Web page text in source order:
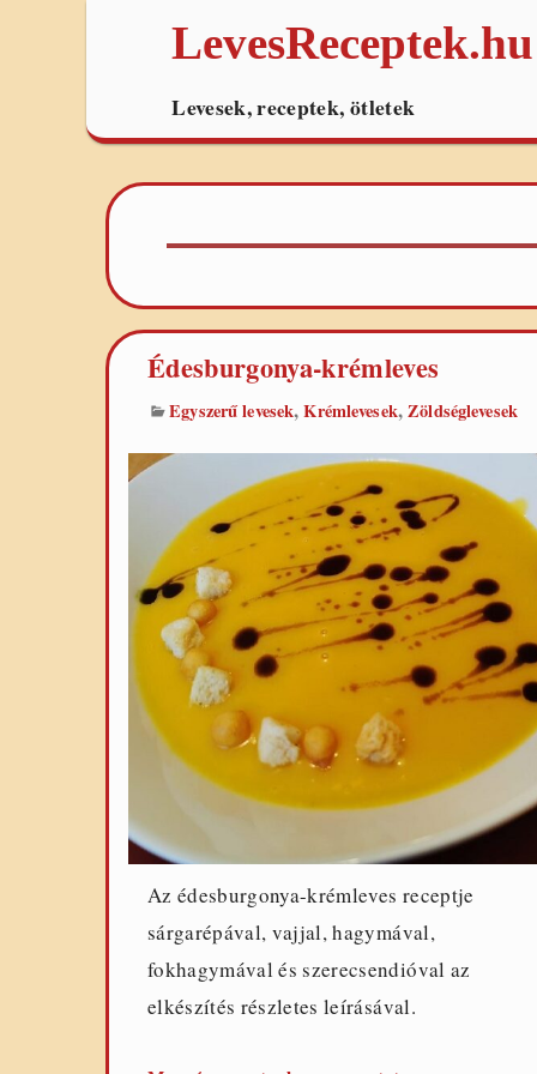
LevesReceptek.hu
Levesek, receptek, ötletek
Édesburgonya-krémleves
Egyszerű levesek,Krémlevesek,Zöldséglevesek
Az édesburgonya-krémleves receptje
sárgarépával, vajjal, hagymával,
fokhagymával és szerecsendióval az
elkészítés részletes leírásával.